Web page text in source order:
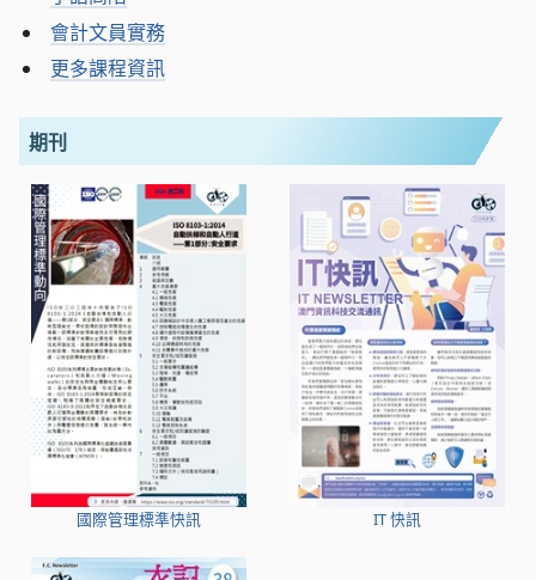
會計文員實務
更多課程資訊
期刊
國際管理標準快訊 IT 快訊